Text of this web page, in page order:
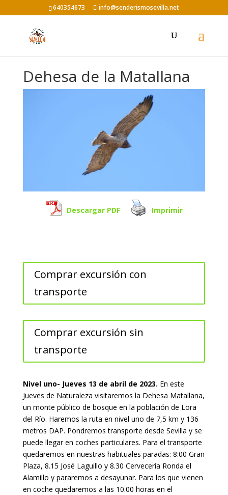
640354673 info@senderismosevilla.net
Dehesa de la Matallana
Descargar PDF Imprimir
Comprar excursión con
transporte
Comprar excursión sin
transporte
Nivel uno- Jueves 13 de abril de 2023. En este
Jueves de Naturaleza visitaremos la Dehesa Matallana,
un monte público de bosque en la población de Lora
del Río. Haremos la ruta en nivel uno de 7,5 km y 136
metros DAP. Pondremos transporte desde Sevilla y se
puede llegar en coches particulares. Para el transporte
quedaremos en nuestras habituales paradas: 8:00 Gran
Plaza, 8.15 José Laguillo y 8.30 Cervecería Ronda el
Alamillo y pararemos a desayunar. Para los que vienen
en coche quedaremos a las 10.00 horas en el